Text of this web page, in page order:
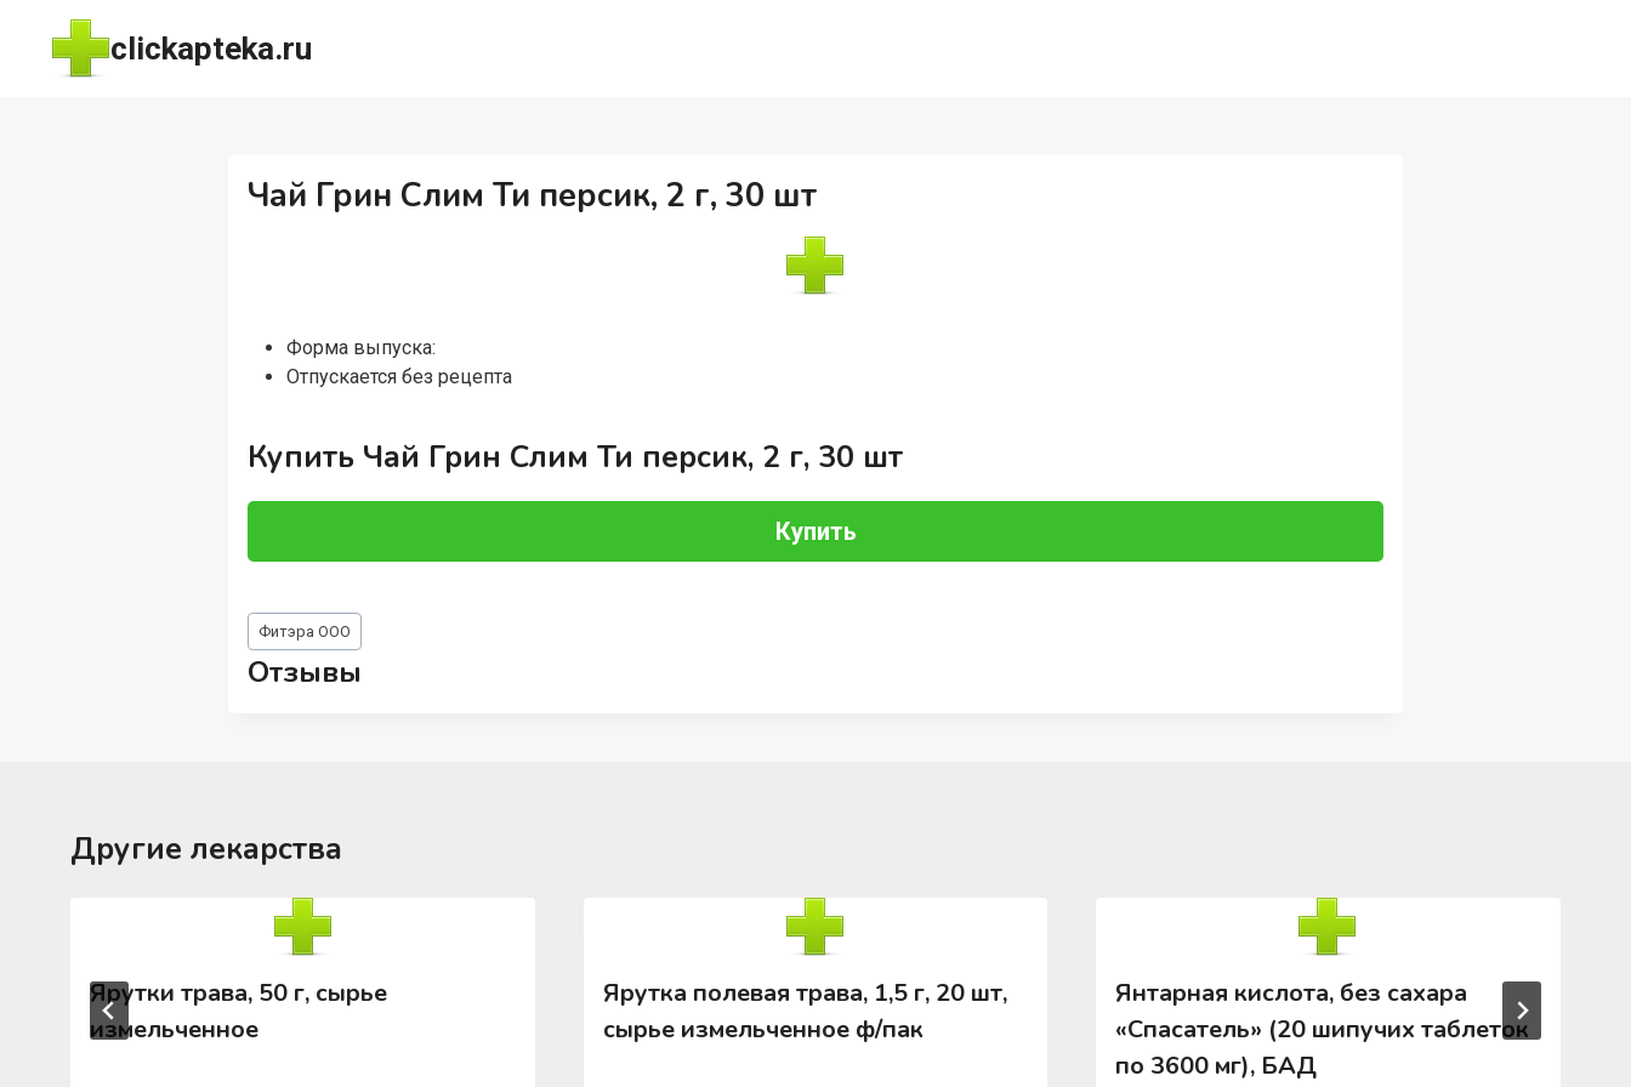
Перейти
содержимому
clickapteka.ru
Чай Грин Слим Ти персик, 2 г, 30 шт
Форма выпуска:
Отпускается без рецепта
Купить Чай Грин Слим Ти персик, 2 г, 30 шт
Купить
Метки
записи:
Фитэра ООО
Отзывы
Другие лекарства
Ярутки трава, 50 г, сырье
измельченное
Ярутка полевая трава, 1,5 г, 20 шт,
сырье измельченное ф/пак
Янтарная кислота, без сахара
«Спасатель» (20 шипучих таблеток
по 3600 мг), БАД